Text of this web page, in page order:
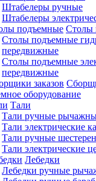
Штабелеры ручные
Штабелеры
Столы
Столы подъемные
передвижные
Столы подъемные
передвижные
оборудование
Тали
Тали ручные
Тали электрические
Тали ручные
Тали электрические
Лебедки
Лебедки ручные